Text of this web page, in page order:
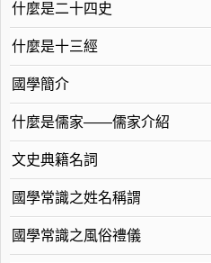
什麼是二十四史
什麼是十三經
國學簡介
什麼是儒家——儒家介紹
文史典籍名詞
國學常識之姓名稱謂
國學常識之風俗禮儀